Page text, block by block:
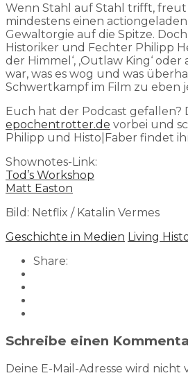
Wenn Stahl auf Stahl trifft, freut
mindestens einen
Gewaltorgie auf die Spitze.
Historiker und Fechter Philipp
der Himmel‘, ‚Outlaw King‘
war, was es wog und was
Schwertkampf im Film zu eben
Euch hat der Podcast
epochentrotter.de vorbei und
Philipp und Histo|Faber findet
Shownotes-Link:
Tod’s Workshop
Matt Easton
Bild: Netflix / Katalin Vermes
Geschichte in Medien Living
Share:
Schreibe einen
Deine E-Mail-Adresse wird